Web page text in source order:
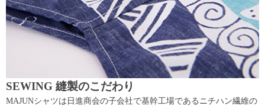
SEWING 縫製のこだわり
MAJUNシャツは日進商会の子会社で基幹工場であるニチハン繊維の